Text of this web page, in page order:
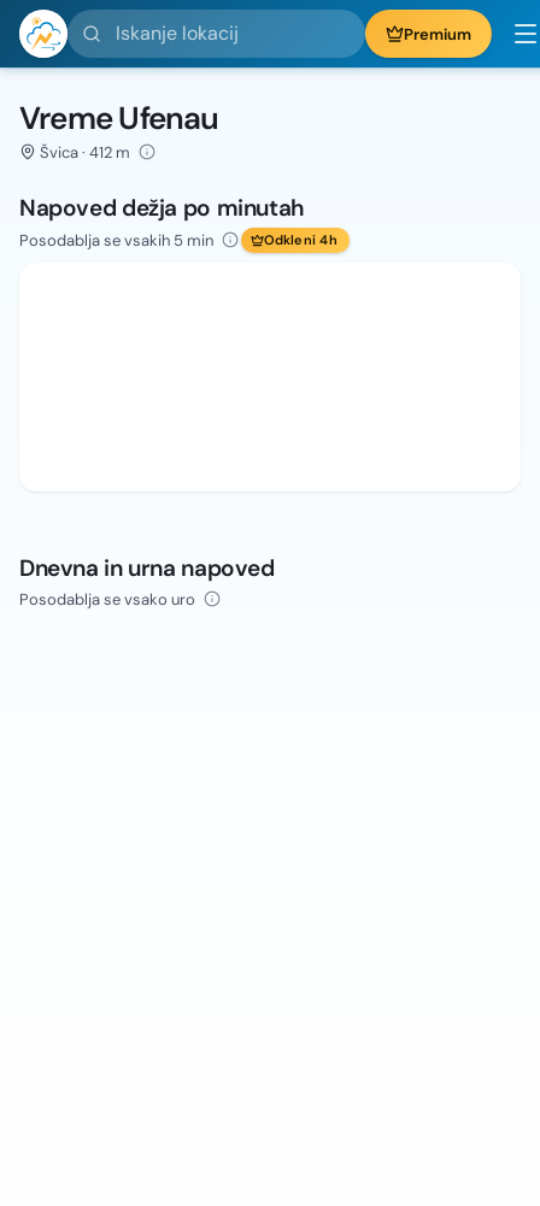
Iskanje lokacij Premium
Vreme Ufenau
Švica · 412 m
Napoved dežja po minutah
Posodablja se vsakih 5 min Odkleni 4h
Dnevna in urna napoved
Posodablja se vsako uro